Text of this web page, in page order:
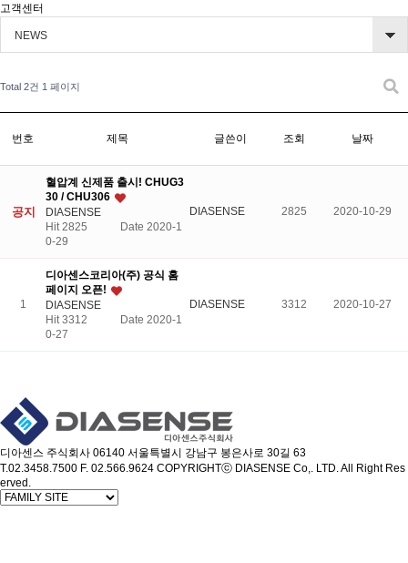
고객센터
NEWS
Total 2건 1 페이지
번호 제목 글쓴이 조회 날짜
공지
혈압계 신제품 출시! CHUG3
30 / CHU306
DIASENSE
Hit 2825
Date 2020-1
0-29
DIASENSE 2825 2020-10-29
1
디아센스코리아(주) 공식 홈
페이지 오픈!
DIASENSE
Hit 3312
Date 2020-1
0-27
DIASENSE 3312 2020-10-27
디아센스 주식회사 06140 서울특별시 강남구 봉은사로 30길 63
T.02.3458.7500 F. 02.566.9624 COPYRIGHTⓒ DIASENSE Co,. LTD. All Right Res
erved.